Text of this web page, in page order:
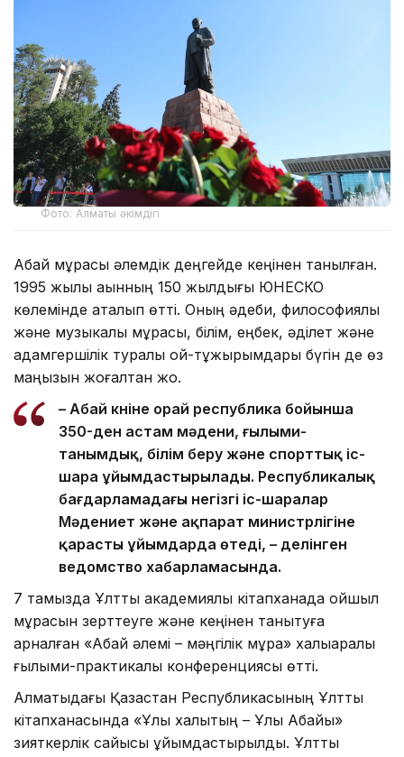
Фото: Алматы әкімдігі
Абай мұрасы әлемдік деңгейде кеңінен танылған.
1995 жылы ақынның 150 жылдығы ЮНЕСКО
көлемінде аталып өтті. Оның әдеби, философиялық
және музыкалық мұрасы, білім, еңбек, әділет және
адамгершілік туралы ой-тұжырымдары бүгін де өз
маңызын жоғалтқан жоқ.
– Абай күніне орай республика бойынша
350-ден астам мәдени, ғылыми-
танымдық, білім беру және спорттық іс-
шара ұйымдастырылады. Республикалық
бағдарламадағы негізгі іс-шаралар
Мәдениет және ақпарат министрлігіне
қарасты ұйымдарда өтеді, – делінген
ведомство хабарламасында.
7 тамызда Ұлттық академиялық кітапханада ойшыл
мұрасын зерттеуге және кеңінен танытуға
арналған «Абай әлемі – мәңгілік мұра» халықаралық
ғылыми-практикалық конференциясы өтті.
Алматыдағы Қазақстан Республикасының Ұлттық
кітапханасында «Ұлы халықтың – Ұлы Абайы»
зияткерлік сайысы ұйымдастырылды. Ұлттық